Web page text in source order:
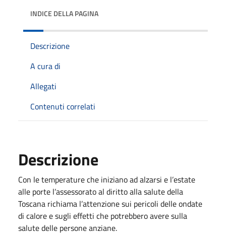
INDICE DELLA PAGINA
Descrizione
A cura di
Allegati
Contenuti correlati
Descrizione
Con le temperature che iniziano ad alzarsi e l’estate
alle porte l’assessorato al diritto alla salute della
Toscana richiama l’attenzione sui pericoli delle ondate
di calore e sugli effetti che potrebbero avere sulla
salute delle persone anziane.